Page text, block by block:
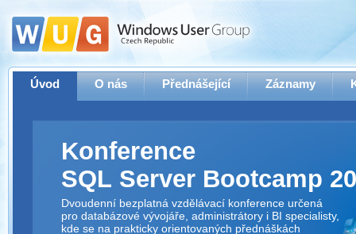
Úvod O nás Přednášející Záznamy
Konference
SQL Server Bootcamp
Dvoudenní bezplatná vzdělávací konference určená
pro databázové vývojáře, administrátory i BI specialisty,
kde se na prakticky orientovaných přednáškách